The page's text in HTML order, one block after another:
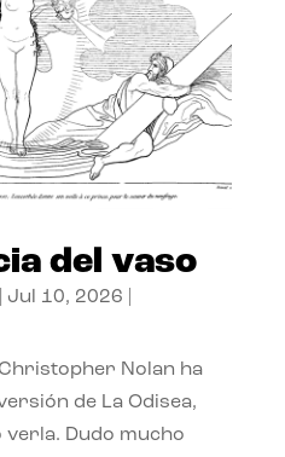
del vaso
Jul 10, 2026
Nolan ha
de La Odisea,
verla. Dudo mucho